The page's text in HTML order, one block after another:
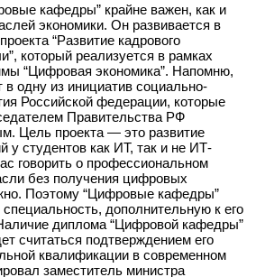
кафедры” крайне важен, как и
экономики. Он развивается в
“Развитие кадрового
который реализуется в рамках
“Цифровая экономика”. Напомню,
в одну из инициатив социально-
Российской федерации, которые
Правительства РФ
Цель проекта — это развитие
у студентов как ИТ, так и не ИТ-
говорить о профессиональном
без получения цифровых
Поэтому “Цифровые кафедры”
дополнительную к его
диплома “Цифровой кафедры”
считаться подтверждением его
квалификации в современном
заместитель министра